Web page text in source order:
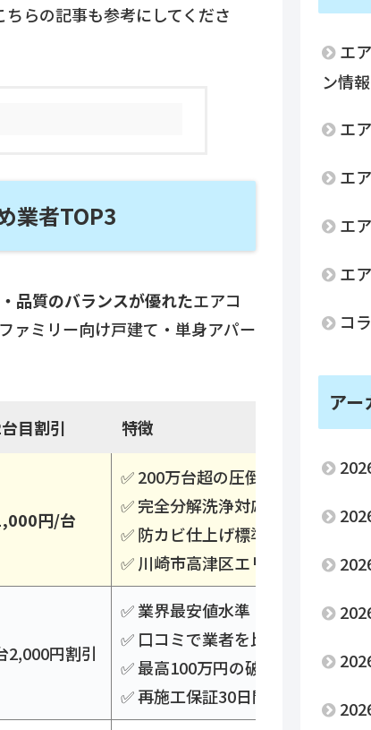
らの記事も参考にしてくださ
業者TOP3
品質のバランスが優れたエアコ
ァミリー向け戸建て・単身アパー
目割引 特徴
円/台
✅ 200万台超の圧倒的実績
✅ 完全分解洗浄対応
✅ 防カビ仕上げ標準装備
✅ 川崎市高津区エリア対応
2,000円割引
✅ 業界最安値水準
✅ 口コミで業者を比較・選択可能
✅ 最高100万円の破損補償
✅ 再施工保証30日間
エ
ン情報
エ
エ
エ
エ
コ
アー